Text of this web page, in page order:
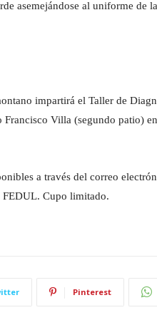
asemejándose al uniforme de
impartirá el Taller de
Villa (segundo patio)
a través del correo
FEDUL. Cupo limitado.
Pinterest